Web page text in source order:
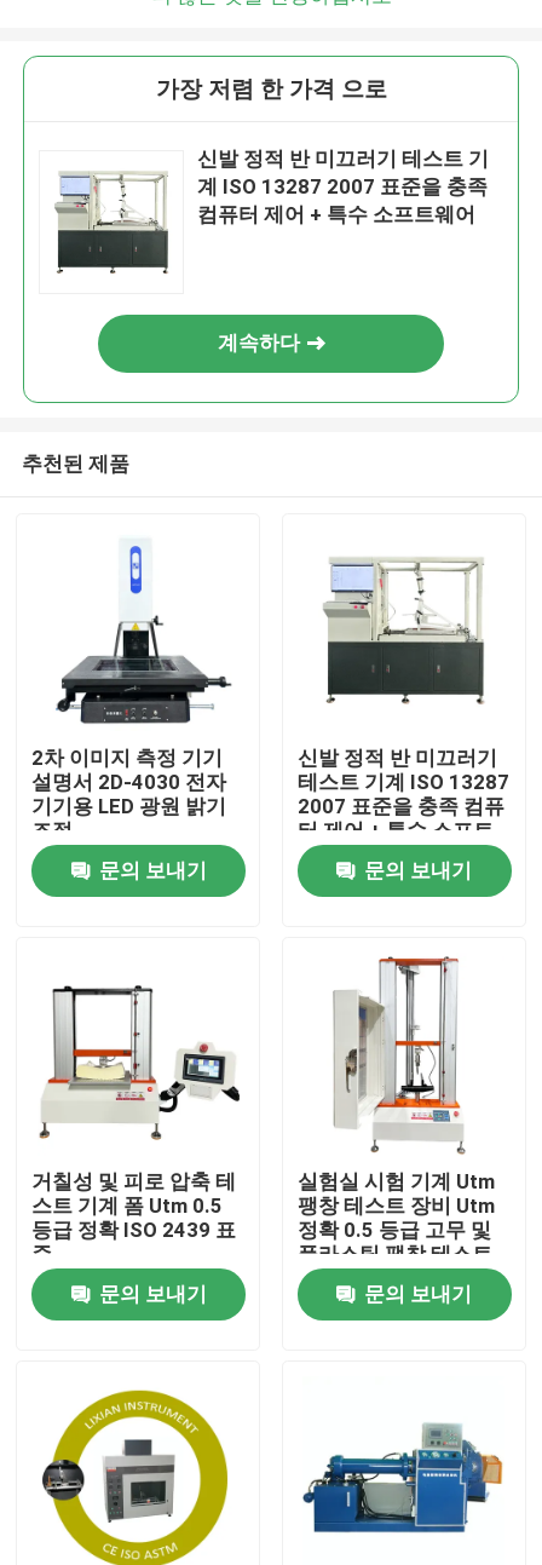
VR 쇼
회사 소개
공장 견학
품질 관리
문의하기
케이스
실험실 테스팅 기계
가장 저렴 한 가격 으로
신발 정적 반 미끄러기 테스트 기
계 ISO 13287 2007 표준을 충족
컴퓨터 제어 + 특수 소프트웨어
계속하다
추천된 제품
2차 이미지 측정 기기
설명서 2D-4030 전자
기기용 LED 광원 밝기
조절
문의 보내기
신발 정적 반 미끄러기
테스트 기계 ISO 13287
2007 표준을 충족 컴퓨
터 제어 + 특수 소프트
웨어
문의 보내기
거칠성 및 피로 압축 테
스트 기계 폼 Utm 0.5
등급 정확 ISO 2439 표
준
문의 보내기
실험실 시험 기계 Utm
팽창 테스트 장비 Utm
정확 0.5 등급 고무 및
플라스틱 팽창 테스트
긴급 정지
문의 보내기